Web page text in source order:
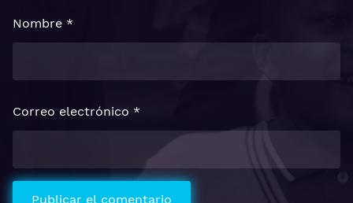
Nombre *
Correo electrónico *